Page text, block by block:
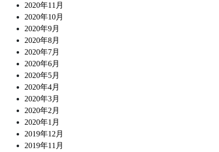
2020年11月
2020年10月
2020年9月
2020年8月
2020年7月
2020年6月
2020年5月
2020年4月
2020年3月
2020年2月
2020年1月
2019年12月
2019年11月